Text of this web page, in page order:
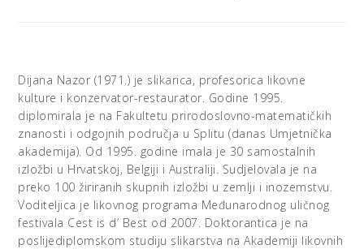
Dijana Nazor (1971.) je slikarica, profesorica likovne
kulture i konzervator-restaurator. Godine 1995.
diplomirala je na Fakultetu prirodoslovno-matematičkih
znanosti i odgojnih područja u Splitu (danas Umjetnička
akademija). Od 1995. godine imala je 30 samostalnih
izložbi u Hrvatskoj, Belgiji i Australiji. Sudjelovala je na
preko 100 žiriranih skupnih izložbi u zemlji i inozemstvu.
Voditeljica je likovnog programa Međunarodnog uličnog
festivala Cest is d’ Best od 2007. Doktorantica je na
poslijediplomskom studiju slikarstva na Akademiji likovnih